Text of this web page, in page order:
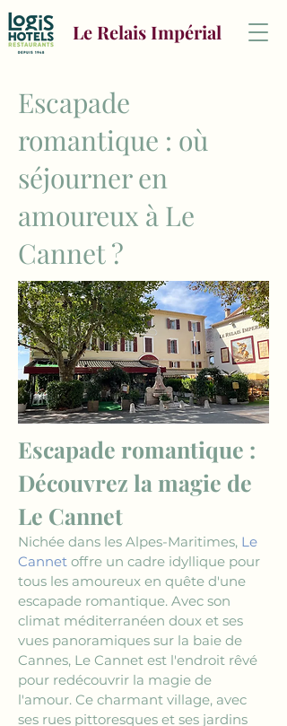
Le Relais Impérial
Escapade
romantique : où
séjourner en
amoureux à Le
Cannet ?
Escapade romantique :
Découvrez la magie de
Le Cannet
Nichée dans les Alpes-Maritimes, Le
Cannet offre un cadre idyllique pour
tous les amoureux en quête d'une
escapade romantique. Avec son
climat méditerranéen doux et ses
vues panoramiques sur la baie de
Cannes, Le Cannet est l'endroit rêvé
pour redécouvrir la magie de
l'amour. Ce charmant village, avec
ses rues pittoresques et ses jardins